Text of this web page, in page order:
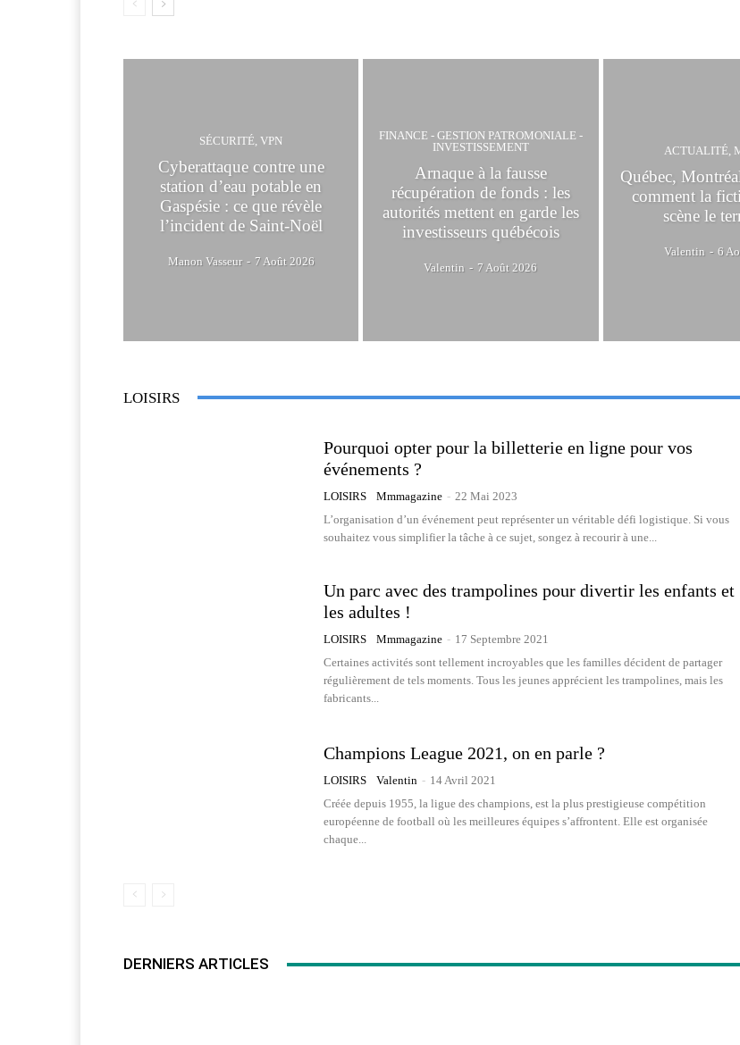
SÉCURITÉ, VPN
Cyberattaque contre une
station d’eau potable en
Gaspésie : ce que révèle
l’incident de Saint-Noël
Manon Vasseur - 7 Août 2026
FINANCE - GESTION PATROMONIALE -
INVESTISSEMENT
Arnaque à la fausse
récupération de fonds : les
autorités mettent en garde les
investisseurs québécois
Valentin - 7 Août 2026
ACTUALITÉ,
Québec,
comment la
scène le
Valentin - 6
LOISIRS
Pourquoi opter pour la billetterie en ligne pour vos
événements ?
LOISIRS Mmmagazine - 22 Mai 2023
L’organisation d’un événement peut représenter un véritable défi logistique. Si vous
souhaitez vous simplifier la tâche à ce sujet, songez à recourir à une...
Un parc avec des trampolines pour divertir les enfants et
les adultes !
LOISIRS Mmmagazine - 17 Septembre 2021
Certaines activités sont tellement incroyables que les familles décident de partager
régulièrement de tels moments. Tous les jeunes apprécient les trampolines, mais les
fabricants...
Champions League 2021, on en parle ?
LOISIRS Valentin - 14 Avril 2021
Créée depuis 1955, la ligue des champions, est la plus prestigieuse compétition
européenne de football où les meilleures équipes s’affrontent. Elle est organisée
chaque...
DERNIERS ARTICLES